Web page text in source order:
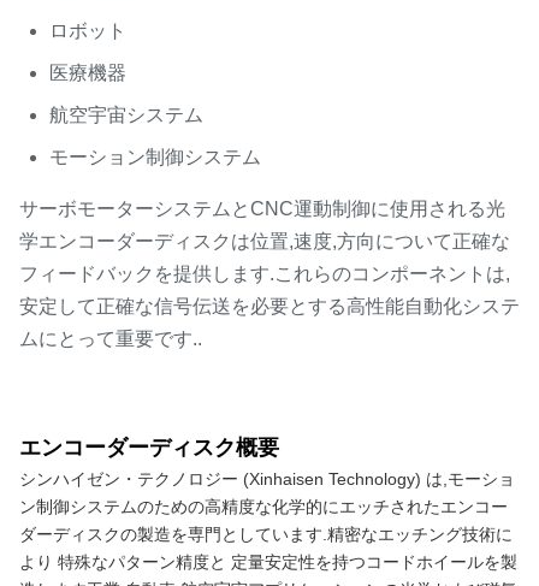
ロボット
医療機器
航空宇宙システム
モーション制御システム
サーボモーターシステムとCNC運動制御に使用される光
学エンコーダーディスクは位置,速度,方向について正確な
フィードバックを提供します.これらのコンポーネントは,
安定して正確な信号伝送を必要とする高性能自動化システ
ムにとって重要です..
エンコーダーディスク概要
シンハイゼン・テクノロジー (Xinhaisen Technology) は,モーショ
ン制御システムのための高精度な化学的にエッチされたエンコー
ダーディスクの製造を専門としています.精密なエッチング技術に
より 特殊なパターン精度と 定量安定性を持つコードホイールを製